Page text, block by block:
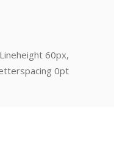
60px,
0pt